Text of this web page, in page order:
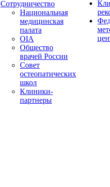
Сотрудничество
Национальная
медицинская
палата
OIA
Общество
врачей России
Совет
остеопатических
школ
Клиники-
партнеры